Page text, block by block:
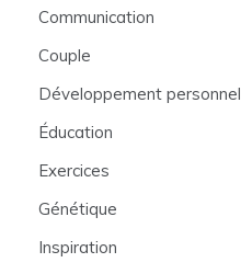
Communication
Couple
Développement personnel
Éducation
Exercices
Génétique
Inspiration